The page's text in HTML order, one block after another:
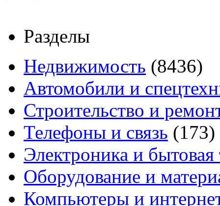
Разделы
Недвижимость (8436)
Автомобили и
Строительство и
Телефоны и связь (173)
Электроника и бытовая
Оборудование и
Компьютеры и